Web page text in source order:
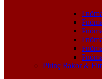
Pirinç Rakor &